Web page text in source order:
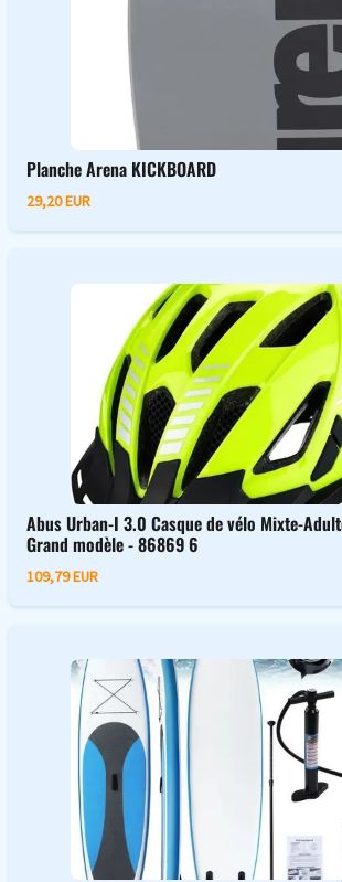
Planche Arena KICKBOARD
29,20 EUR
Abus Urban-I 3.0 Casque de vélo Mixte-
Grand modèle - 86869 6
109,79 EUR